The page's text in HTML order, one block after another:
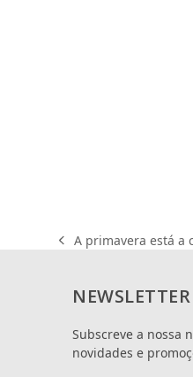
previous
A primavera está a
NEWSLETTER
Subscreve a nossa
novidades e